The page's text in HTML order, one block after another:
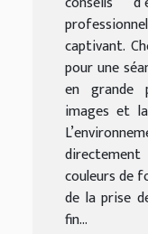
captivant.
pour une
en grande
images et
couleurs de
de la prise
fin...